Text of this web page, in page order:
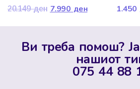
20.149ден 7.990 ден 1.450
Ви треба помош?
нашиот
075 44 88